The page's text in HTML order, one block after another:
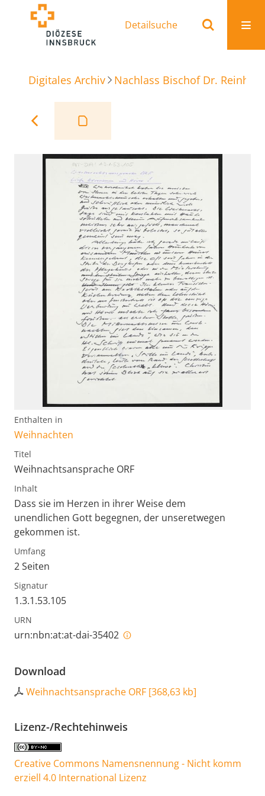
Detailsuche
Digitales Archiv Nachlass Bischof Dr.
Enthalten in
Weihnachten
Titel
Weihnachtsansprache ORF
Inhalt
Dass sie im Herzen in ihrer Weise dem
unendlichen Gott begegnen, der unseretwegen
gekommen ist.
Umfang
2 Seiten
Signatur
1.3.1.53.105
URN
urn:nbn:at:at-dai-35402
Download
Weihnachtsansprache ORF [368,63 kb]
Lizenz-/Rechtehinweis
Creative Commons Namensnennung - Nicht komm
erziell 4.0 International Lizenz